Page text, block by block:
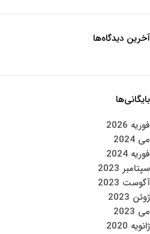
آخرین دیدگاه‌ها
بایگانی‌ها
فوریه 2026
می 2024
فوریه 2024
سپتامبر 2023
آگوست 2023
ژوئن 2023
می 2023
ژانویه 2020